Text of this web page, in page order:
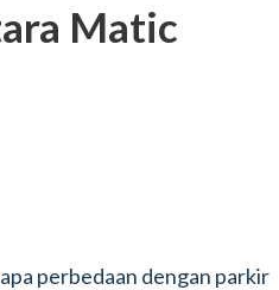
Matic
perbedaan dengan parkir